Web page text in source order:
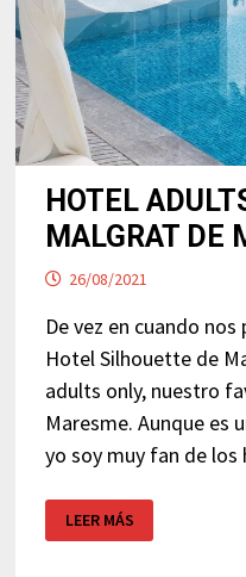
HOTEL
MALGRAT DE
26/08/2021
De vez en cuando
Hotel Silhouette de
adults only, nuestro
Maresme. Aunque es
yo soy muy fan de
ADULTS
ONLY
LEER MÁS